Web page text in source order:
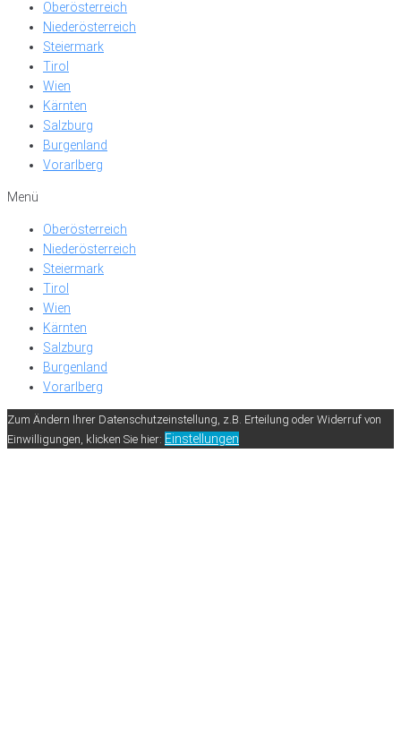
Oberösterreich
Niederösterreich
Steiermark
Tirol
Wien
Kärnten
Salzburg
Burgenland
Vorarlberg
Menü
Oberösterreich
Niederösterreich
Steiermark
Tirol
Wien
Kärnten
Salzburg
Burgenland
Vorarlberg
Zum Ändern Ihrer Datenschutzeinstellung, z.B. Erteilung oder Widerruf von
Einwilligungen, klicken Sie hier: Einstellungen